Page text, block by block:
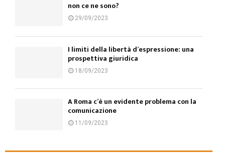
non ce ne sono?
29/09/2023
I limiti della libertà d’espressione: una
prospettiva giuridica
18/09/2023
A Roma c’è un evidente problema con la
comunicazione
11/09/2023